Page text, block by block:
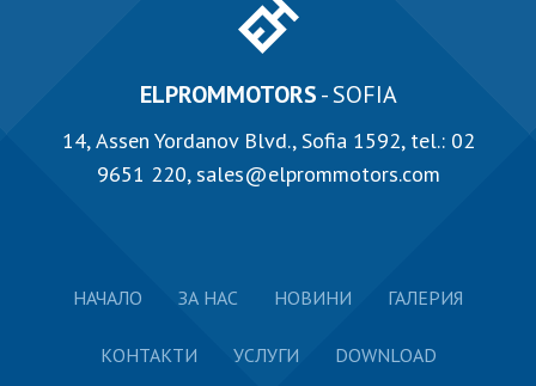
ELPROMMOTORS- SOFIA
14, Аssen Yordanov Blvd., Sofia 1592, tel.: 02
9651 220,sales@elprommotors.com
НАЧАЛО ЗА НАС НОВИНИ ГАЛЕРИЯ
КОНТАКТИ УСЛУГИ DOWNLOAD